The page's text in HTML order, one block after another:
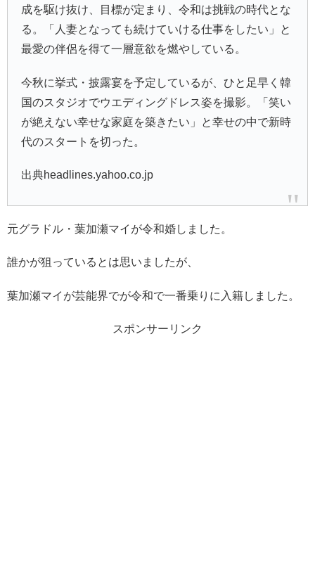
成を駆け抜け、目標が定まり、令和は挑戦の時代とな
る。「人妻となっても続けていける仕事をしたい」と
最愛の伴侶を得て一層意欲を燃やしている。
今秋に挙式・披露宴を予定しているが、ひと足早く韓
国のスタジオでウエディングドレス姿を撮影。「笑い
が絶えない幸せな家庭を築きたい」と幸せの中で新時
代のスタートを切った。
出典headlines.yahoo.co.jp
元グラドル・葉加瀬マイが令和婚しました。
誰かが狙っているとは思いましたが、
葉加瀬マイが芸能界でが令和で一番乗りに入籍しました。
スポンサーリンク